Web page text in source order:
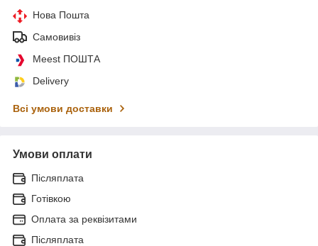
Нова Пошта
Самовивіз
Meest ПОШТА
Delivery
Всі умови доставки
Умови оплати
Післяплата
Готівкою
Оплата за реквізитами
Післяплата